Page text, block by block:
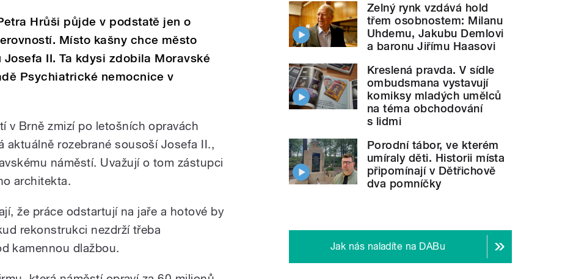
Hrůši půjde v podstatě jen o
Místo kašny chce město
II. Ta kdysi zdobila Moravské
Psychiatrické nemocnice v
v Brně zmizí po letošních opravách
aktuálně rozebrané sousoší Josefa II.,
náměstí. Uvažují o tom zástupci
architekta.
že práce odstartují na jaře a hotové by
rekonstrukci nezdrží třeba
kamennou dlažbou.
Zelný rynk vzdává hold
třem osobnostem: Milanu
Uhdemu, Jakubu Demlovi
a baronu Jiřímu Haasovi
Kreslená pravda. V sídle
ombudsmana vystavují
komiksy mladých umělců
na téma obchodování
s lidmi
Porodní tábor, ve kterém
umíraly děti. Historii místa
připomínají v Dětřichově
dva pomníčky
Jak nás naladíte na DABu